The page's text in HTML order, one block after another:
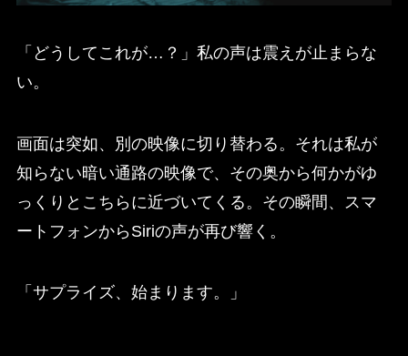
「どうしてこれが…？」私の声は震えが止まらな
い。
画面は突如、別の映像に切り替わる。それは私が
知らない暗い通路の映像で、その奥から何かがゆ
っくりとこちらに近づいてくる。その瞬間、スマ
ートフォンからSiriの声が再び響く。
「サプライズ、始まります。」